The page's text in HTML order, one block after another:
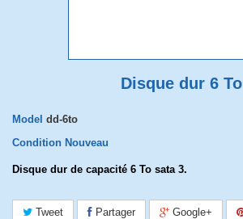
Disque dur 6 To
Model dd-6to
Condition Nouveau
Disque dur de capacité 6 To sata 3.
Tweet Partager Google+